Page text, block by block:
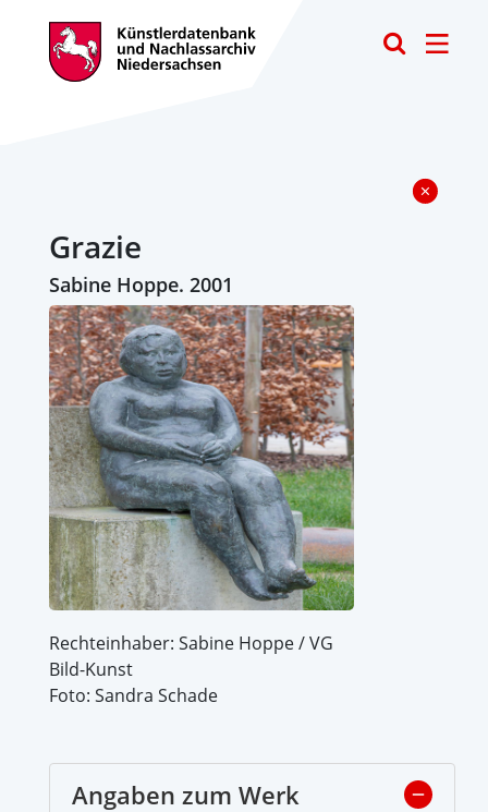
Grazie
Sabine Hoppe. 2001
Rechteinhaber: Sabine Hoppe / VG
Bild-Kunst
Foto: Sandra Schade
Angaben zum Werk